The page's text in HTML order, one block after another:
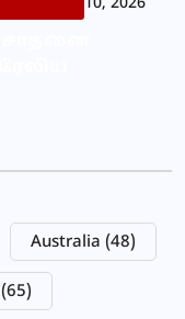
10, 2026
Australia (48)
(65)